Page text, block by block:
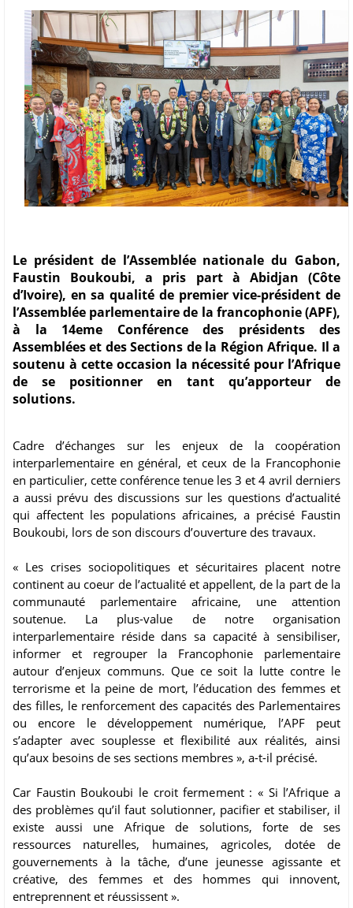
Le président de l’Assemblée nationale du Gabon,
Faustin Boukoubi, a pris part à Abidjan (Côte
d’Ivoire), en sa qualité de premier vice-président de
l’Assemblée parlementaire de la francophonie (APF),
à la 14eme Conférence des présidents des
Assemblées et des Sections de la Région Afrique. Il a
soutenu à cette occasion la nécessité pour l’Afrique
de se positionner en tant qu’apporteur de
solutions.
Cadre d’échanges sur les enjeux de la coopération
interparlementaire en général, et ceux de la Francophonie
en particulier, cette conférence tenue les 3 et 4 avril derniers
a aussi prévu des discussions sur les questions d’actualité
qui affectent les populations africaines, a précisé Faustin
Boukoubi, lors de son discours d’ouverture des travaux.
« Les crises sociopolitiques et sécuritaires placent notre
continent au coeur de l’actualité et appellent, de la part de la
communauté parlementaire africaine, une attention
soutenue. La plus-value de notre organisation
interparlementaire réside dans sa capacité à sensibiliser,
informer et regrouper la Francophonie parlementaire
autour d’enjeux communs. Que ce soit la lutte contre le
terrorisme et la peine de mort, l’éducation des femmes et
des filles, le renforcement des capacités des Parlementaires
ou encore le développement numérique, l’APF peut
s’adapter avec souplesse et flexibilité aux réalités, ainsi
qu’aux besoins de ses sections membres », a-t-il précisé.
Car Faustin Boukoubi le croit fermement : « Si l’Afrique a
des problèmes qu’il faut solutionner, pacifier et stabiliser, il
existe aussi une Afrique de solutions, forte de ses
ressources naturelles, humaines, agricoles, dotée de
gouvernements à la tâche, d’une jeunesse agissante et
créative, des femmes et des hommes qui innovent,
entreprennent et réussissent ».